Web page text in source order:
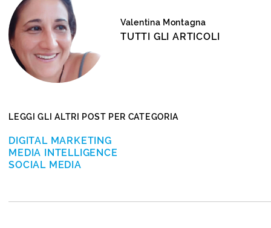
Valentina Montagna
TUTTI GLI ARTICOLI
LEGGI GLI ALTRI POST PER CATEGORIA
DIGITAL MARKETING
MEDIA INTELLIGENCE
SOCIAL MEDIA